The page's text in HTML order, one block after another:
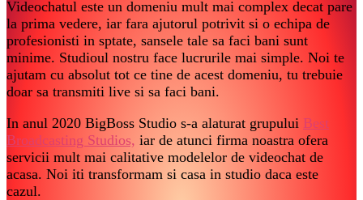
Videochatul este un domeniu mult mai complex decat pare
la prima vedere, iar fara ajutorul potrivit si o echipa de
profesionisti in sptate, sansele tale sa faci bani sunt
minime. Studioul nostru face lucrurile mai simple. Noi te
ajutam cu absolut tot ce tine de acest domeniu, tu trebuie
doar sa transmiti live si sa faci bani.
In anul 2020 BigBoss Studio s-a alaturat grupului Best
Broadcasting Studios, iar de atunci firma noastra ofera
servicii mult mai calitative modelelor de videochat de
acasa. Noi iti transformam si casa in studio daca este
cazul.